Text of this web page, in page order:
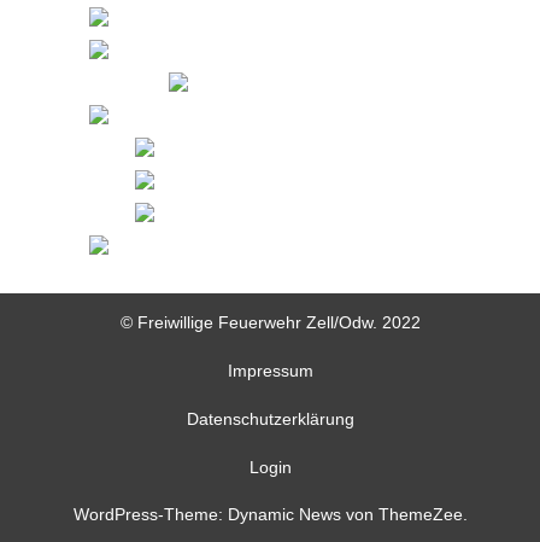
© Freiwillige Feuerwehr Zell/Odw. 2022
Impressum
Datenschutzerklärung
Login
WordPress-Theme: Dynamic News von ThemeZee.